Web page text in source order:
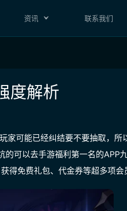
资讯 联系我们
度解析
家可能已经纠结要不要抽取，所
的可以去手游福利第一名的APP
得免费礼包、代金券等超多项会